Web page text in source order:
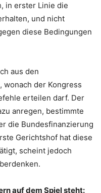
in erster Linie die
und nicht
diese Bedingungen
aus den
wonach der Kongress
erteilen darf. Der
anregen, bestimmte
die Bundesfinanzierung
Gerichtshof hat diese
scheint jedoch
auf dem Spiel steht: